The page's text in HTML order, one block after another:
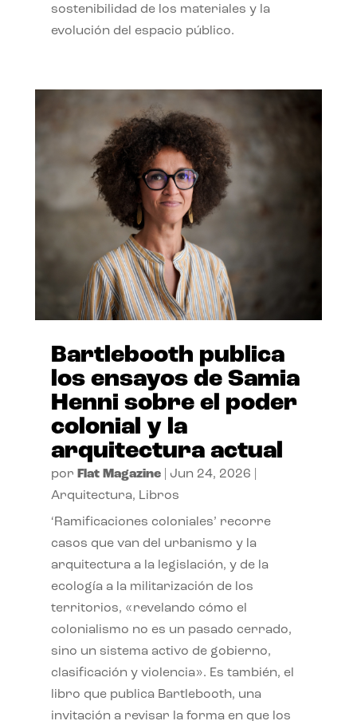
sostenibilidad de los materiales y la
evolución del espacio público.
Bartlebooth publica
los ensayos de Samia
Henni sobre el poder
colonial y la
arquitectura actual
por Flat Magazine| Jun 24, 2026
Arquitectura, Libros
‘Ramificaciones coloniales’ recorre
casos que van del urbanismo y la
arquitectura a la legislación, y de la
ecología a la militarización de los
territorios, «revelando cómo el
colonialismo no es un pasado cerrado,
sino un sistema activo de gobierno,
clasificación y violencia». Es también, el
libro que publica Bartlebooth, una
invitación a revisar la forma en que los